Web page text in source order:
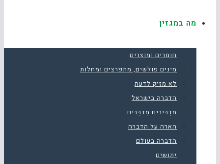
מה במגזין
חומרים ומוצרים
מינים פולשים, מתפרצים ומחלות
לא מזיק לדעת
הדברה בישראל
מַדְבִּירִים מְדַבְּרִים
הארה על הדברה
הדברה בעולם
יתושים